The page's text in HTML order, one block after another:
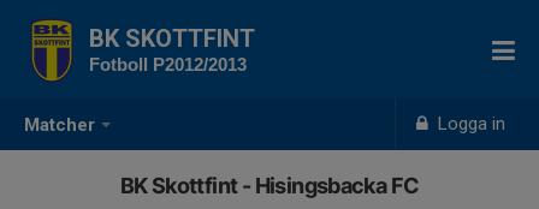
Matcher Logga in
BK SKOTTFINT
Fotboll P2012/2013
BK Skottfint - Hisingsbacka FC